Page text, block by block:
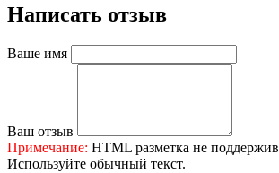
Написать отзыв
Ваше имя
Ваш отзыв
Примечание: HTML разметка не
Используйте обычный текст.